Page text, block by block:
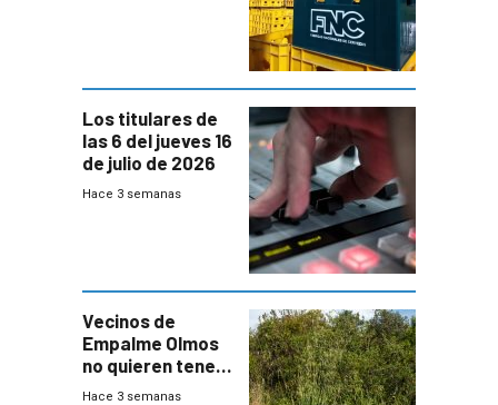
Los titulares de
las 6 del jueves 16
de julio de 2026
Hace 3 semanas
Vecinos de
Empalme Olmos
no quieren tener
cerca una planta
Hace 3 semanas